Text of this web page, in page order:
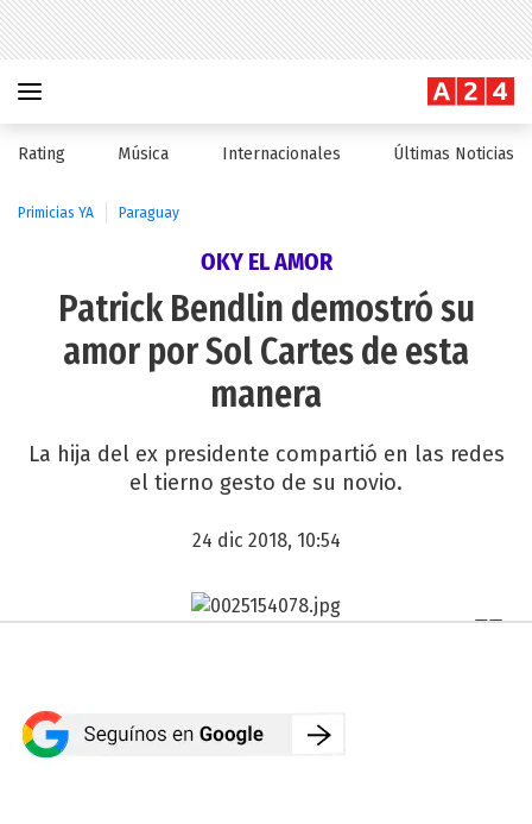
Rating Música Internacionales Últimas Noticias
Primicias YA Paraguay
OKY EL AMOR
Patrick Bendlin demostró su
amor por Sol Cartes de esta
manera
La hija del ex presidente compartió en las redes
el tierno gesto de su novio.
24 dic 2018, 10:54